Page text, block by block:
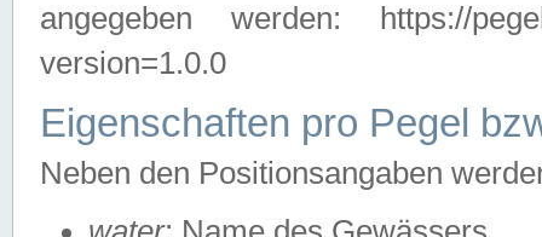
angegeben werden: https://
version=1.0.0
Eigenschaften pro Pegel
Neben den Positionsangaben